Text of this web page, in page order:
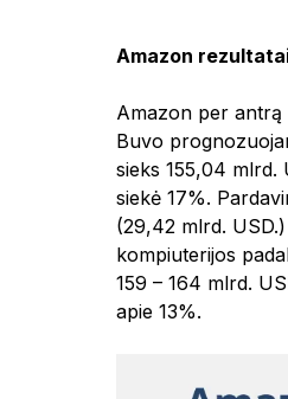
Amazon
Amazon per antrą
Buvo
sieks 155,04 mlrd.
siekė 17%.
(29,42 mlrd.
kompiuterijos
159 – 164 mlrd.
apie 13%.